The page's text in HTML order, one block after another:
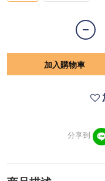
加入購物車
分享到